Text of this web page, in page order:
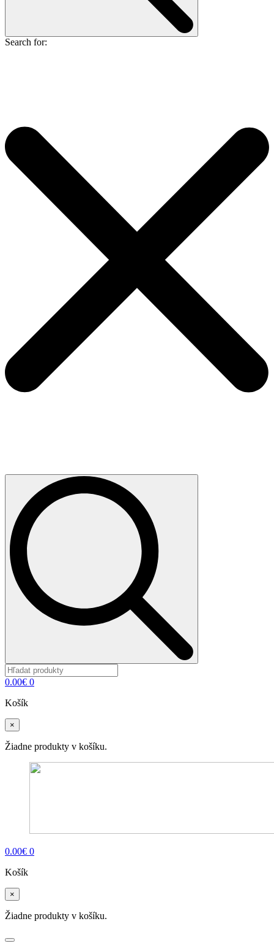
Search for:
0.00€ 0
Košík
×
Žiadne produkty v košíku.
0.00€ 0
Košík
×
Žiadne produkty v košíku.